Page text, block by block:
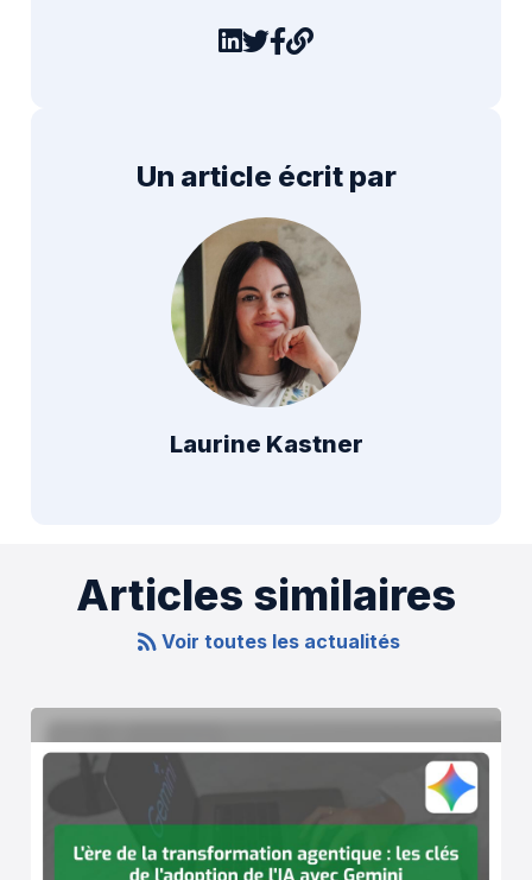
Un article écrit par
Laurine Kastner
Articles similaires
Voir toutes les actualités